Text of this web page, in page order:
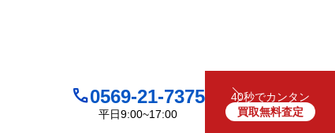
0569-21-7375
平日9:00~17:00
40秒でカンタン
買取無料査定
買取について